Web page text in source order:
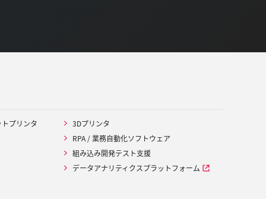
プリンタ
3Dプリンタ
RPA / 業務自動化ソフトウェア
組み込み開発テスト支援
データアナリティクスプラットフォーム